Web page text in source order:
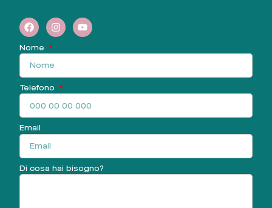
Nome
Telefono
Email
Di cosa hai bisogno?